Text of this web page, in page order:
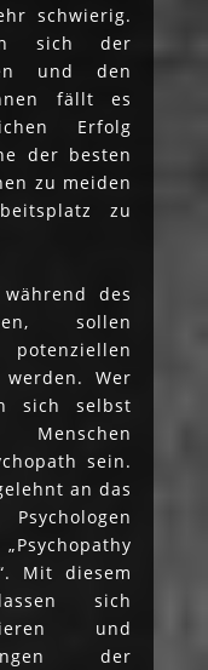
schwierig.
sich der
und den
fällt es
Erfolg
der besten
zu meiden
zu
des
sollen
werden. Wer
sich selbst
sein.
an das
Mit diesem
sich
und
der